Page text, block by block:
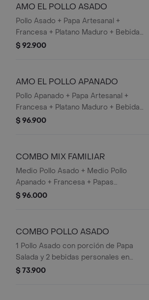
AMO EL POLLO ASADO
Pollo Asado + Papa Artesanal +
Francesa + Platano Maduro + Bebida
1,5 lts.
$ 92.900
AMO EL POLLO APANADO
Pollo Apanado + Papa Artesanal +
Francesa + Platano Maduro + Bebida
1,5 lts.
$ 96.900
COMBO MIX FAMILIAR
Medio Pollo Asado + Medio Pollo
Apanado + Francesa + Papas
Artesanales + Bebida 1,5 lts.
$ 96.000
COMBO POLLO ASADO
1 Pollo Asado con porción de Papa
Salada y 2 bebidas personales en
Botella.
$ 73.900